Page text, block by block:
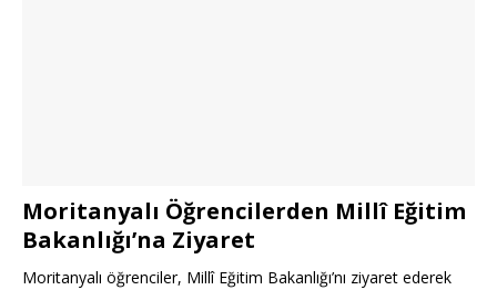
Moritanyalı Öğrencilerden Millî Eğitim
Bakanlığı’na Ziyaret
Moritanyalı öğrenciler, Millî Eğitim Bakanlığı’nı ziyaret ederek